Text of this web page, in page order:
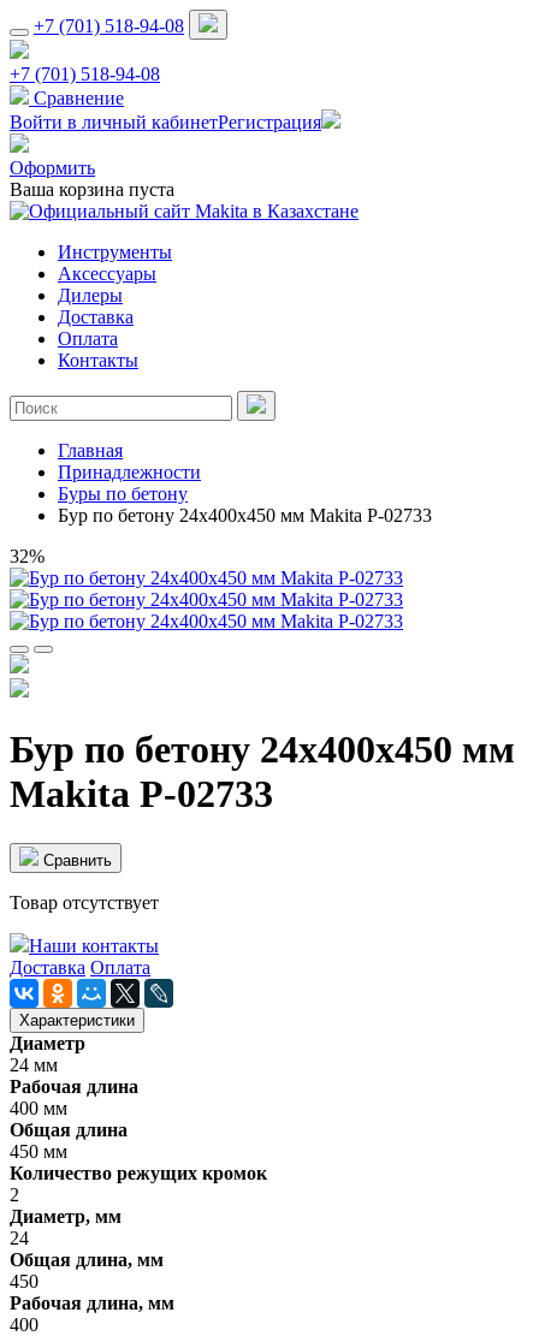
+7 (701) 518-94-08
+7 (701) 518-94-08
Сравнение
Войти в личный кабинетРегистрация
Оформить
Ваша корзина пуста
Инструменты
Аксессуары
Дилеры
Доставка
Оплата
Контакты
Главная
Принадлежности
Буры по бетону
Бур по бетону 24x400x450 мм Makita P-02733
32%
Бур по бетону 24x400x450 мм
Makita P-02733
Cравнить
Товар отсутствует
Наши контакты
Доставка Оплата
Характеристики
Диаметр
24 мм
Рабочая длина
400 мм
Общая длина
450 мм
Количество режущих кромок
2
Диаметр, мм
24
Общая длина, мм
450
Рабочая длина, мм
400